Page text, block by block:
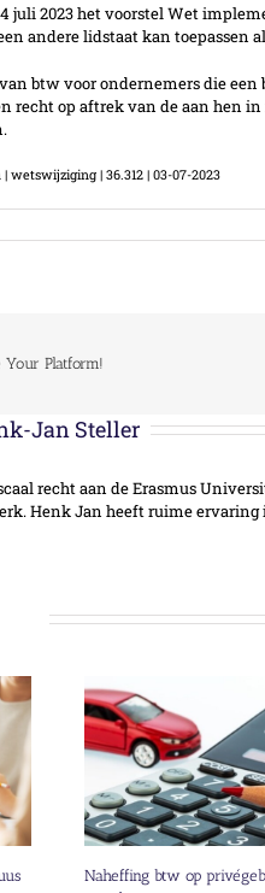
juli 2023 het voorstel Wet
andere lidstaat kan toepassen
btw voor ondernemers die
recht op aftrek van de aan hen
| 36.312 | 03-07-2023
Your Platform!
Jan Steller
recht aan de Erasmus
Henk Jan heeft ruime
Naheffing btw op